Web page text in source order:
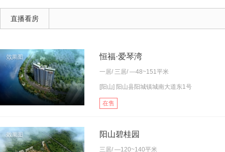
直播看房
恒福·爱琴湾
一居/ 三居/ —48~151平米
[阳山] 阳山县阳城镇城南大道东1号
在售
阳山碧桂园
三居/ —120~140平米